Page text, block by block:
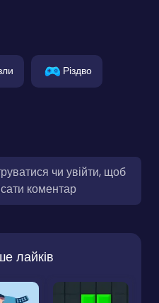
Різдво
чи увійти, щоб
коментар
лайків